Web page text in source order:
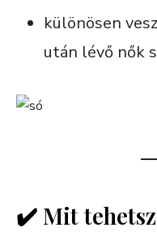
különösen
után lévő nők
✔️ Mit